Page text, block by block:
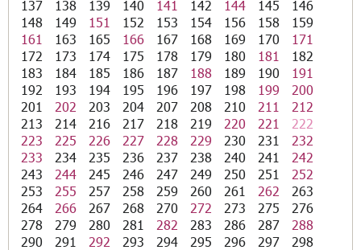
137
138 139 140 141 142 144 145
146
148
149 151 152 153 154 156 158
159
161
163 165 166 167 168 169 170
171
172
173 174 175 178 179 180 181
182
183
184 185 186 187 188 189 190
191
192
193 194 195 196 197 198 199
200
201
202 203 204 207 208 210 211
212
213
214 216 217 218 219 220 221
222
223
225 226 227 228 229 230 231
232
233
234 235 236 237 238 240 241
242
243
244 245 246 247 249 250 251
252
253
255 257 258 259 260 261 262
263
264
266 267 268 270 272 273 275
276
278
279 280 281 282 283 286 287
288
290
291 292 293 294 295 296 297
298